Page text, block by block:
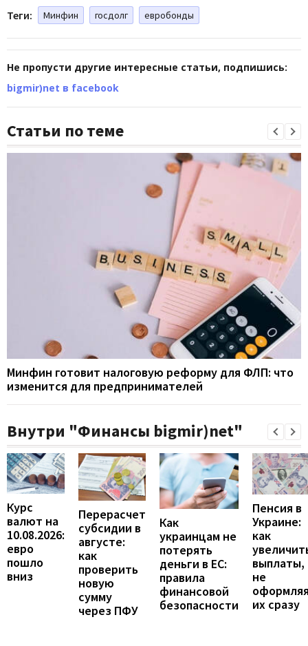
Теги: Минфин госдолг евробонды
Не пропусти другие интересные статьи, подпишись:
bigmir)net в facebook
Статьи по теме
Минфин готовит налоговую реформу для ФЛП: что
изменится для предпринимателей
Внутри "Финансы bigmir)net"
Курс
валют на
10.08.2026:
евро
пошло
вниз
Перерасчет
субсидии в
августе:
как
проверить
новую
сумму
через ПФУ
Как
украинцам не
потерять
деньги в ЕС:
правила
финансовой
безопасности
Пенсия в
Украине:
как
выплаты,
не
их сразу